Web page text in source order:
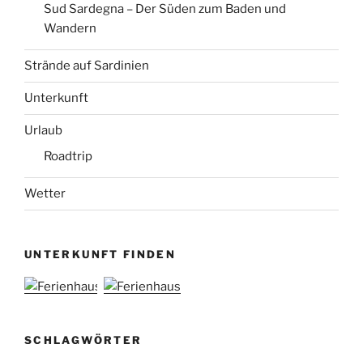
Sud Sardegna – Der Süden zum Baden und
Wandern
Strände auf Sardinien
Unterkunft
Urlaub
Roadtrip
Wetter
UNTERKUNFT FINDEN
SCHLAGWÖRTER